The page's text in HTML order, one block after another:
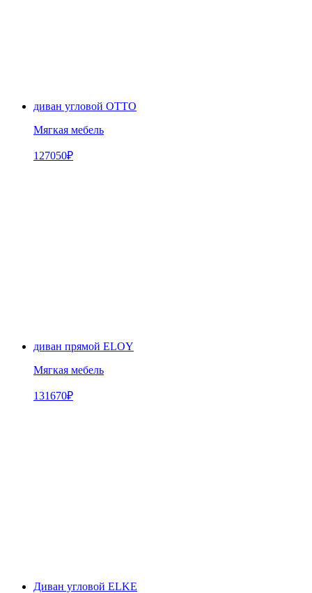
диван угловой OTTO
Мягкая мебель
127050₽
диван прямой ELOY
Мягкая мебель
131670₽
Диван угловой ELKE